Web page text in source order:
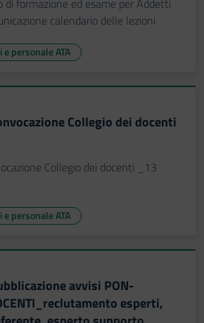
di formazione ed esame per Addetti
calendario delle lezioni
personale ATA
Collegio dei docenti
Collegio dei docenti _13
personale ATA
avvisi PON-
esperti,